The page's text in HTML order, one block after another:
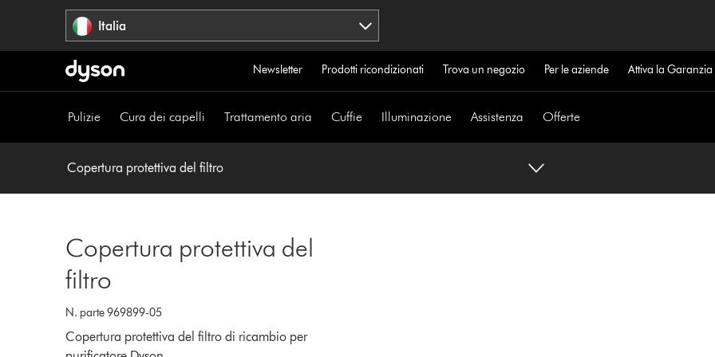
Italia
Newsletter Prodotti ricondizionati Trova un negozio Per le aziende Attiva la
Pulizie Cura dei capelli Trattamento aria Cuffie Illuminazione Assistenza Offerte
Copertura protettiva del filtro
Copertura protettiva del
filtro
N. parte 969899-05
Copertura protettiva del filtro di ricambio per